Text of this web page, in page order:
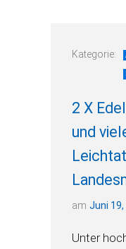
Kategorie:
2 X
und
am Juni 19,
Unter